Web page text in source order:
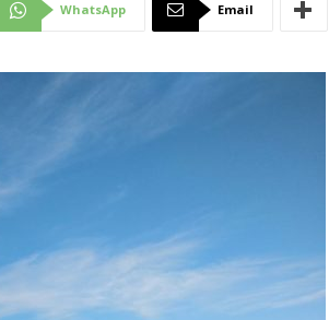
WhatsApp Email